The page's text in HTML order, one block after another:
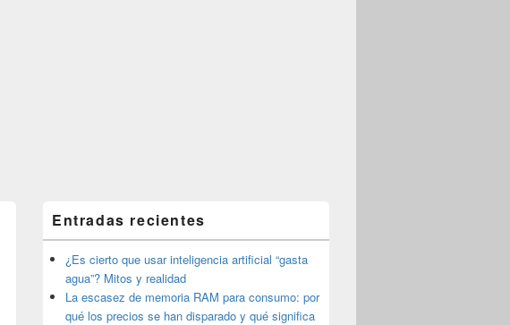
área
de
widget
barra
lateral
primaria
Entradas recientes
¿Es cierto que usar inteligencia artificial “gasta
agua”? Mitos y realidad
La escasez de memoria RAM para consumo: por
qué los precios se han disparado y qué significa